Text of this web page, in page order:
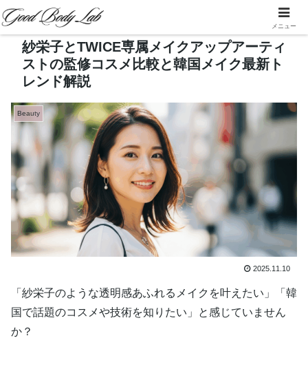
紗栄子とTWICE専属メイクアップアーティ
ストの監修コスメ比較と韓国メイク最新ト
レンド解説
Beauty
2025.11.10
「紗栄子のような透明感あふれるメイクを叶えたい」「韓
国で話題のコスメや技術を知りたい」と感じていません
か？
メニュー